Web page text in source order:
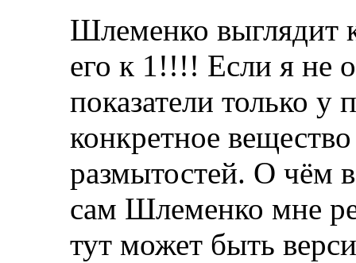
Шлеменко выглядит
его к 1!!!! Если я не
показатели только
конкретное
размытостей. О чём
сам Шлеменко мне
тут может быть